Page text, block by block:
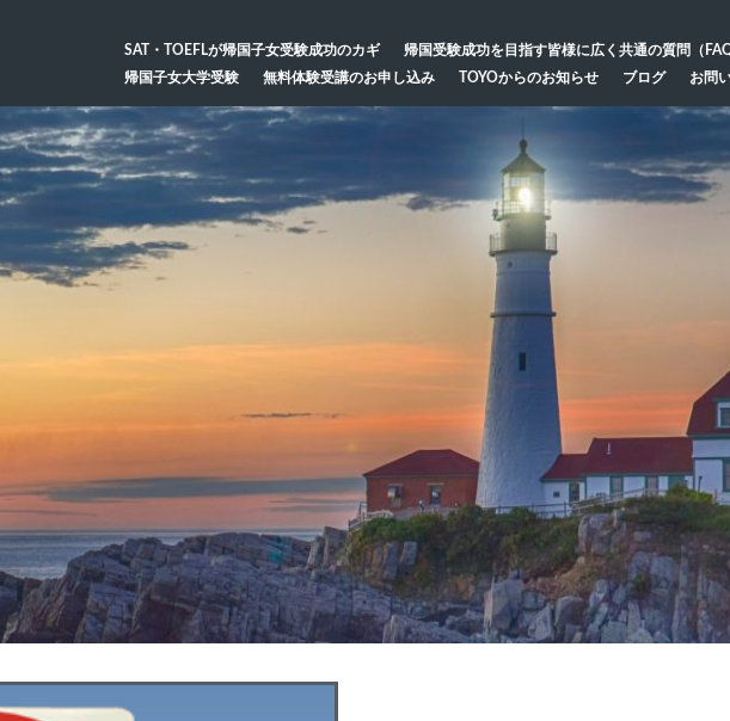
SAT・TOEFLが帰国子女受験成功のカギ 帰国受験成功を目指す皆様に広く共通の質問（FAQ
帰国子女大学受験
無料体験受講のお申し込み TOYOからのお知らせ ブログ お問